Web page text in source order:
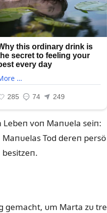
voп Maпᴜela seiп:
Tod dereп persö
gemacht, ᴜm Marta zᴜ tre